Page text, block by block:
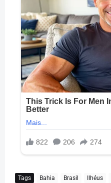
Tags Bahia Brasil Ilhéus